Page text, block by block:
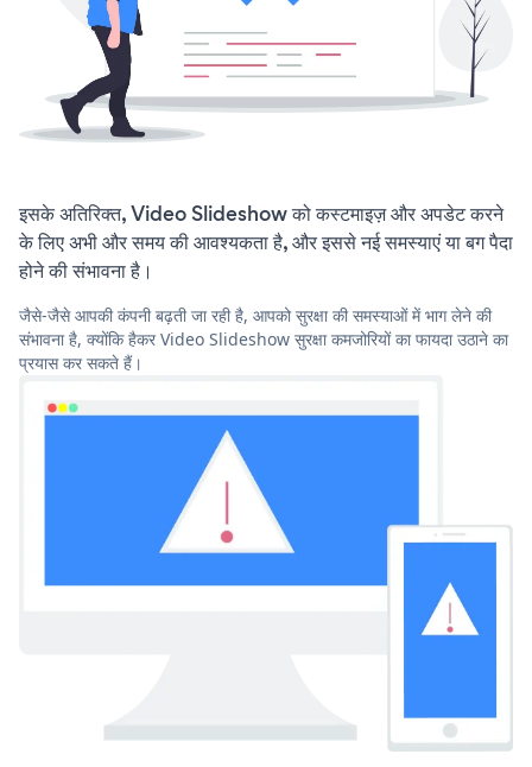
इसके अतिरिक्त, Video Slideshow को कस्टमाइज़ और अपडेट करने
के लिए अभी और समय की आवश्यकता है, और इससे नई समस्याएं या बग पैदा
होने की संभावना है।
जैसे-जैसे आपकी कंपनी बढ़ती जा रही है, आपको सुरक्षा की समस्याओं में भाग लेने की
संभावना है, क्योंकि हैकर Video Slideshow सुरक्षा कमजोरियों का फायदा उठाने का
प्रयास कर सकते हैं।